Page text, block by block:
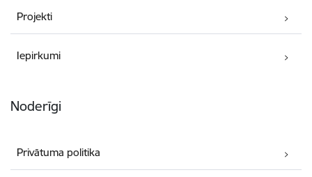
Projekti
Iepirkumi
Noderīgi
Privātuma politika